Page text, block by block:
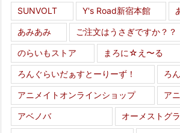
SUNVOLT Y's Road新宿本館
あみあみ ご注文はうさぎですか？？
のらいもストア まろに☆え〜る
ろんぐらいだぁすとーりーず！ ろ
アニメイトオンラインショップ ア
アベノバ オーメストグ